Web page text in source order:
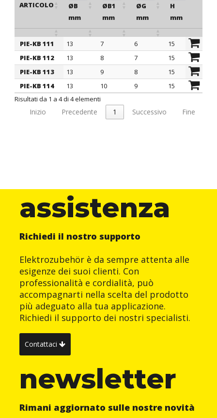
ARTICOLO
ØB
mm
ØB1
mm
ØG
mm
H
mm
ARTICOLO
ØB
mm
ØB1
mm
ØG
mm
H
mm
PIE-KB 111 13 7 6 15
PIE-KB 112
13 8 7 15
PIE-KB 113
13 9 8 15
PIE-KB 114
13 10 9 15
Risultati da 1 a 4 di 4 elementi
Inizio Precedente 1 Successivo Fine
assistenza
Richiedi il nostro supporto
Elektrozubehör è da sempre attenta alle
esigenze dei suoi clienti. Con
professionalità e cordialità, può
accompagnarti nella scelta del prodotto
più adeguato alla tua applicazione.
Richiedi il supporto dei nostri specialisti.
Contattaci
newsletter
Rimani aggiornato sulle nostre novità